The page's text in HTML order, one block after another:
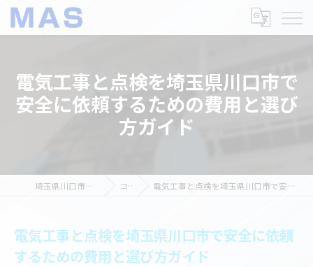
電気工事と点検を埼玉県川口市で
安全に依頼するための費用と選び
方ガイド
埼玉県川口市の電気工事ならMAS コラム 電気工事と点検を埼玉県川口市で安全に依頼するための費用と選び方ガイド
電気工事と点検を埼玉県川口市で安全に依頼
するための費用と選び方ガイド